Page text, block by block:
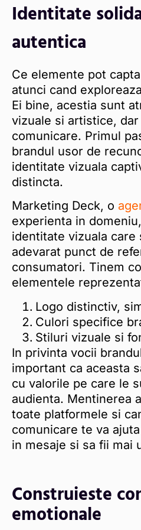
Identitate
autentica
Ce elemente pot
atunci cand
Ei bine, acestia sunt
vizuale si artistice,
comunicare. Primul
brandul usor de
identitate vizuala
distincta.
Marketing Deck, o
experienta in
identitate vizuala care
adevarat punct de
consumatori. Tinem
elementele
Logo distinctiv,
Culori specifice
Stiluri vizuale si
In privinta vocii
important ca aceasta
cu valorile pe care le
audienta. Mentinerea
toate platformele si
comunicare te va
in mesaje si sa fii mai
Construieste
emotionale